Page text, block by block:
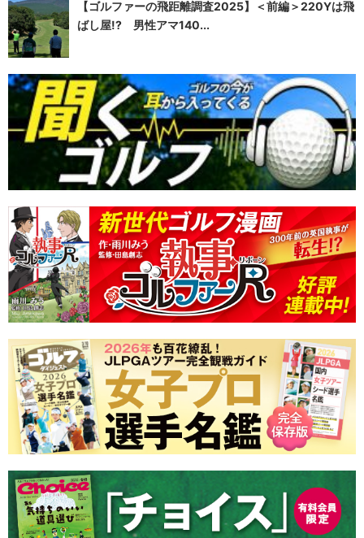
【ゴルファーの飛距離調査2025】＜前編＞220Yは飛
ばし屋!? 男性アマ140...